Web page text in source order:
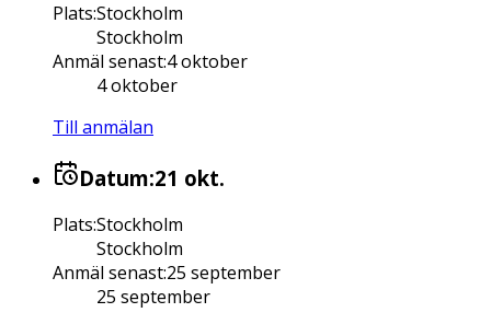
Plats:Stockholm
Stockholm
Anmäl senast:4 oktober
4 oktober
Till anmälan
Datum:21 okt.
Plats:Stockholm
Stockholm
Anmäl senast:25 september
25 september